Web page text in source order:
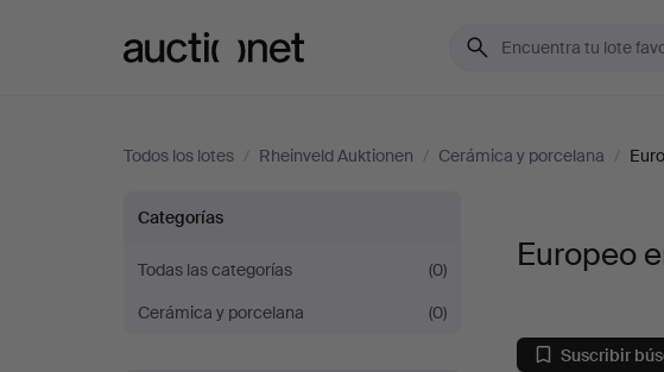
Todos los lotes / Rheinveld Auktionen / Cerámica y porcelana /
Europeo
en
Rheinveld
Categorías
Todas las categorías
(0)
Cerámica y porcelana
(0)
Europeo
Suscribir